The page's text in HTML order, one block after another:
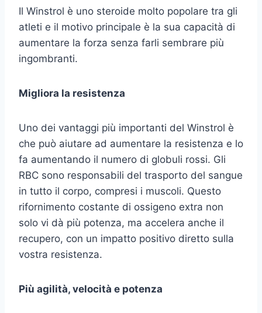
Il Winstrol è uno steroide molto popolare tra gli
atleti e il motivo principale è la sua capacità di
aumentare la forza senza farli sembrare più
ingombranti.
Migliora la resistenza
Uno dei vantaggi più importanti del Winstrol è
che può aiutare ad aumentare la resistenza e lo
fa aumentando il numero di globuli rossi. Gli
RBC sono responsabili del trasporto del sangue
in tutto il corpo, compresi i muscoli. Questo
rifornimento costante di ossigeno extra non
solo vi dà più potenza, ma accelera anche il
recupero, con un impatto positivo diretto sulla
vostra resistenza.
Più agilità, velocità e potenza